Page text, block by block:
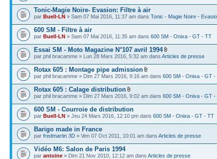
Tonic-Magie Noire- Evasion: Filtre à air
par Buell-LN » Sam 07 Mai 2016, 11:37 am dans Tonic - Magie Noire -
600 SM - Filtre à air
par Buell-LN » Sam 07 Mai 2016, 11:35 am dans 600 SM - Onixa - GT - TT
Essai SM - Moto Magazine N°107 avril 1994
par phil bracamme » Lun 28 Mars 2016, 5:32 am dans Articles de presse
Rotax 605 : Montage pipe admission
par phil bracamme » Dim 27 Mars 2016, 9:16 am dans 600 SM - Onixa - GT -
Rotax 605 : Calage distribution
par phil bracamme » Dim 27 Mars 2016, 9:02 am dans 600 SM - Onixa - GT -
600 SM - Courroie de distribution
par Buell-LN » Jeu 24 Mars 2016, 12:10 pm dans 600 SM - Onixa - GT - TT
Barigo made in France
par fredmartin 3D » Ven 07 Oct 2011, 10:01 am dans Articles de presse
Vidéo M6: Salon de Paris 1994
par antoine » Dim 21 Nov 2010, 12:12 am dans Articles de presse